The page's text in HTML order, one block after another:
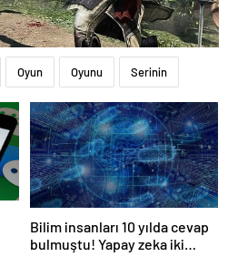
Oyun Oyunu Serinin
Bilim insanları 10 yılda cevap
bulmuştu! Yapay zeka iki